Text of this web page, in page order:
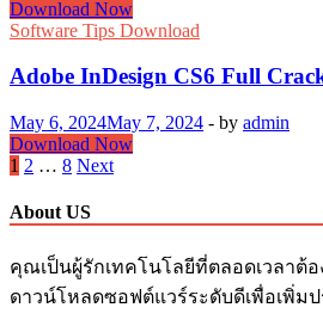
ใบ
ใหม่
ที่
ใช้
งาน
อยู่
2024
Download
PTC
8.0
Crack
–
Google
Drive
Link
+
แนะนำ
ใน
Download Now
Software Tips Download
Adobe InDesign CS6 Full
May 6, 2024May 7, 2024 - by admin
Adobe
InDesign
Full
Crack
Download Now
Posts
pagination
1 2 … 8 Next
About US
คุณเป็นผู้รักเทคโนโลยีที่ตลอดเวลาต้
ดาวน์โหลดซอฟต์แวร์ระดับดีเพื่อเพิ่